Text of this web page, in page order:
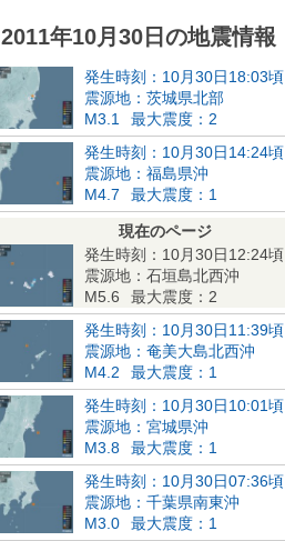
2011年10月30日の地震情報
発生時刻：10月30日18:03頃
震源地：茨城県北部
M3.1
最大震度：2
発生時刻：10月30日14:24頃
震源地：福島県沖
M4.7
最大震度：1
現在のページ
発生時刻：10月30日12:24頃
震源地：石垣島北西沖
M5.6
最大震度：2
発生時刻：10月30日11:39頃
震源地：奄美大島北西沖
M4.2
最大震度：1
発生時刻：10月30日10:01頃
震源地：宮城県沖
M3.8
最大震度：1
発生時刻：10月30日07:36頃
震源地：千葉県南東沖
M3.0
最大震度：1